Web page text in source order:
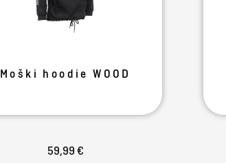
Moški hoodie WOOD
59,99 €